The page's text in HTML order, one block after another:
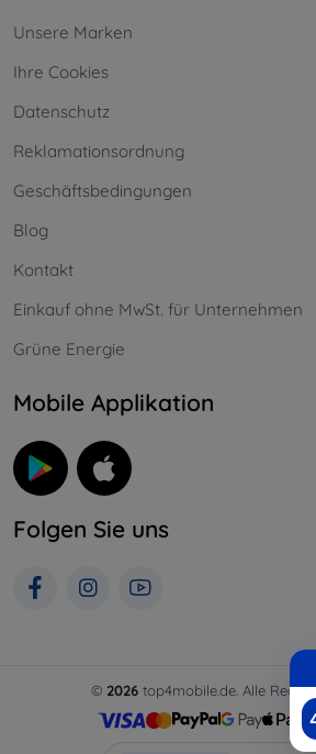
Unsere Marken
Ihre Cookies
Datenschutz
Reklamationsordnung
Geschäftsbedingungen
Blog
Kontakt
Einkauf ohne MwSt. für Unternehmen
Grüne Energie
Mobile Applikation
Folgen Sie uns
© 2026 top4mobile.de. Alle